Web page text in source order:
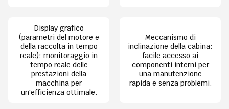
Display grafico
(parametri del motore e
della raccolta in tempo
reale): monitoraggio in
tempo reale delle
prestazioni della
macchina per
un'efficienza ottimale.
Meccanismo di
inclinazione della cabina:
facile accesso ai
componenti interni per
una manutenzione
rapida e senza problemi.